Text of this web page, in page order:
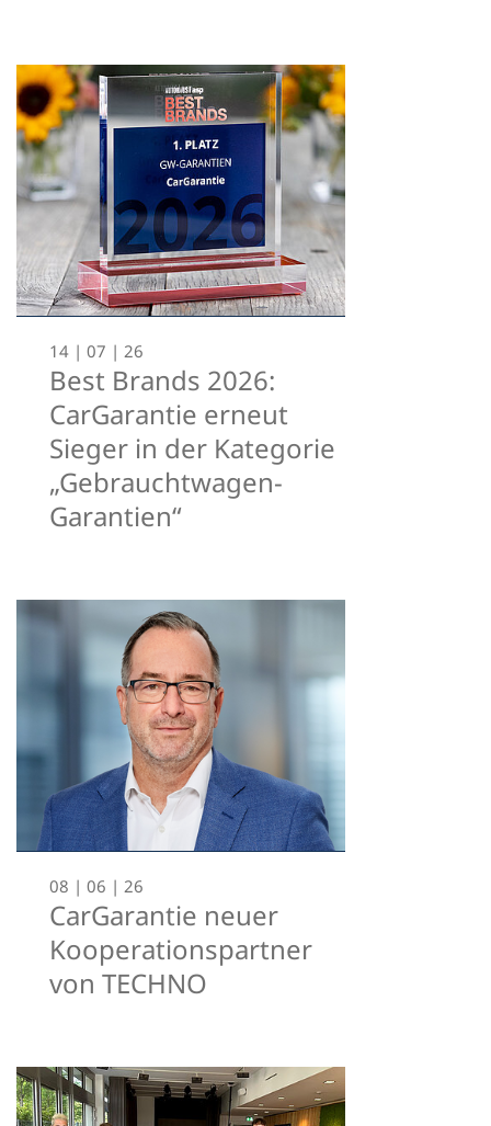
14 | 07 | 26
Best Brands 2026:
CarGarantie erneut
Sieger in der Kategorie
„Gebrauchtwagen-
Garantien“
08 | 06 | 26
CarGarantie neuer
Kooperationspartner
von TECHNO